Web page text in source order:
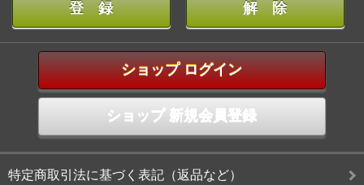
ショップ ログイン
ショップ 新規会員登録
特定商取引法に基づく表記（返品など）